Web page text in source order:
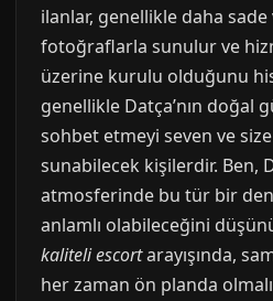
ilanlar, genellikle daha sade
fotoğraflarla sunulur ve
üzerine kurulu olduğunu
genellikle Datça’nın doğal
sohbet etmeyi seven ve
sunabilecek kişilerdir. Ben,
atmosferinde bu tür bir
anlamlı olabileceğini
kaliteli escortarayışında,
her zaman ön planda